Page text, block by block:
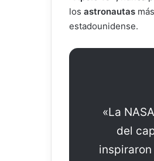
los astronautas
estadounidense.
«La
del